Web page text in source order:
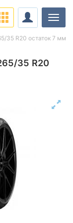
35 R20
35 R20 остаток 7 мм